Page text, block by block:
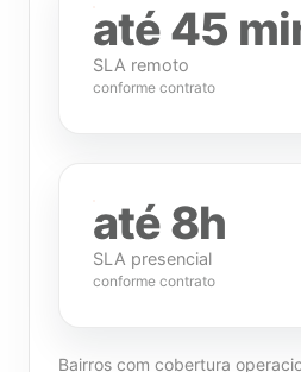
até 45
SLA remoto
conforme contrato
até 8h
SLA presencial
conforme contrato
Bairros com cobertura